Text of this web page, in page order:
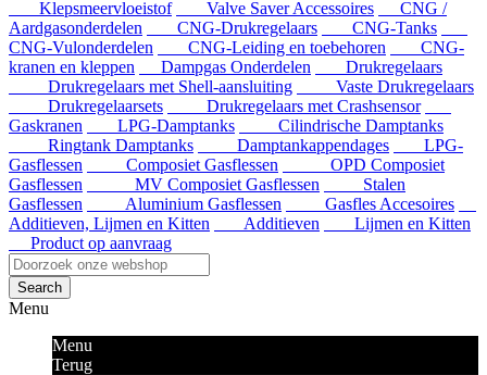
Klepsmeervloeistof
Valve Saver Accessoires
CNG /
Aardgasonderdelen
CNG-Drukregelaars
CNG-Tanks
CNG-Vulonderdelen
CNG-Leiding en toebehoren
CNG-
kranen en kleppen
Dampgas Onderdelen
Drukregelaars
Drukregelaars met Shell-aansluiting
Vaste Drukregelaars
Drukregelaarsets
Drukregelaars met Crashsensor
Gaskranen
LPG-Damptanks
Cilindrische Damptanks
Ringtank Damptanks
Damptankappendages
LPG-
Gasflessen
Composiet Gasflessen
OPD Composiet
Gasflessen
MV Composiet Gasflessen
Stalen
Gasflessen
Aluminium Gasflessen
Gasfles Accesoires
Additieven, Lijmen en Kitten
Additieven
Lijmen en Kitten
Product op aanvraag
Search
Menu
Menu
Terug